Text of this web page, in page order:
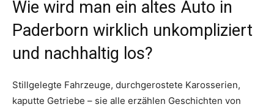
Wie wird man ein altes Auto in
Paderborn wirklich unkompliziert
und nachhaltig los?
Stillgelegte Fahrzeuge, durchgerostete Karosserien,
kaputte Getriebe – sie alle erzählen Geschichten von